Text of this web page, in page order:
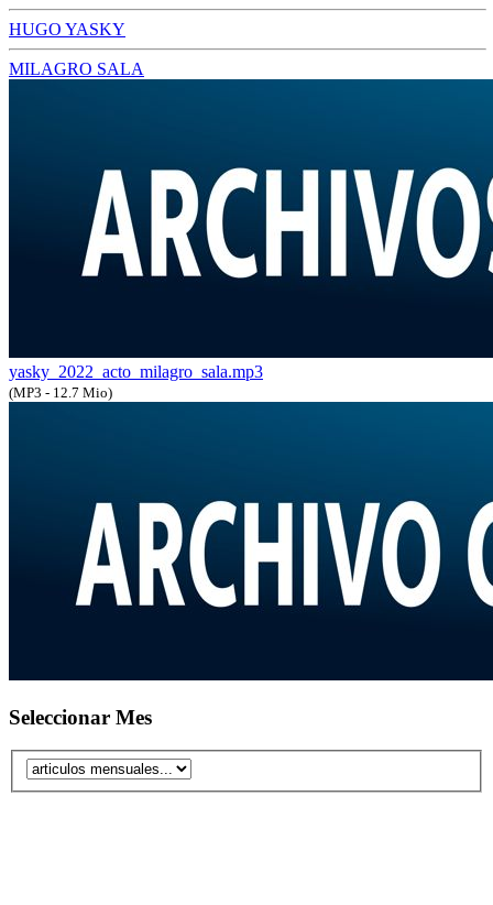
HUGO YASKY
MILAGRO SALA
yasky_2022_acto_milagro_sala.mp3
(MP3 - 12.7 Mio)
Seleccionar Mes